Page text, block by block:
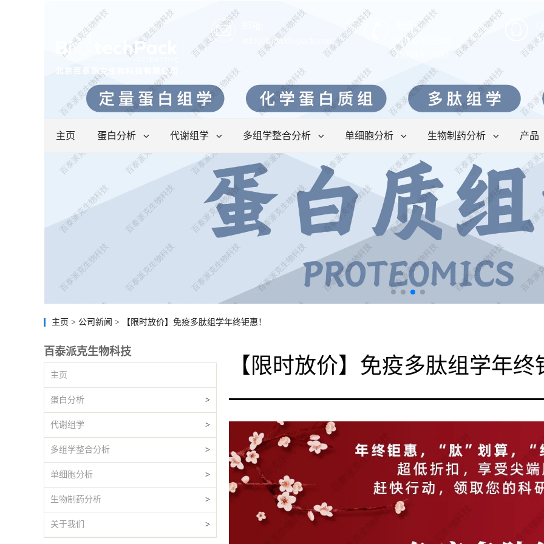
info@biotech-pack.com
电话:
010-67869385
15201377680
主页 蛋白分析 代谢组学 多组学整合分析 单细胞分析 生物制药分析 产品
主页 > 公司新闻 > 【限时放价】免疫多肽组学年终钜惠！
百泰派克生物科技
主页
蛋白分析 >
代谢组学 >
多组学整合分析 >
单细胞分析 >
生物制药分析 >
关于我们 >
【限时放价】免疫多肽组学年终